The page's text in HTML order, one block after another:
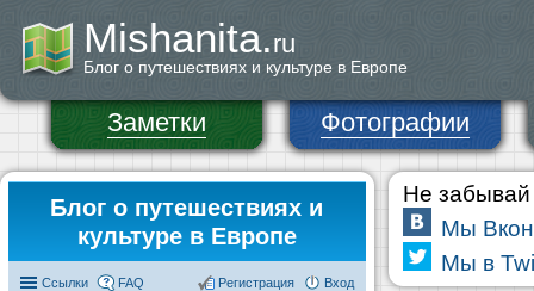
Mishanita.ru
Блог о путешествиях и культуре в Европе
Заметки Фотографии
Блог о путешествиях и
культуре в Европе
Ссылки FAQ Вход
Регистрация
Не забывай
Мы
Мы в